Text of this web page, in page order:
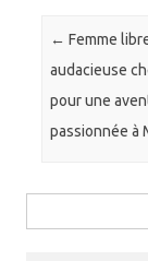
Navigation
← Femme
audacieuse
pour une
passionnée à